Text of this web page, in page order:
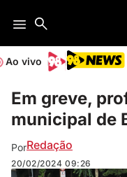
Ao vivo
Em greve,
municipal de
PorRedação
20/02/2024 09:26